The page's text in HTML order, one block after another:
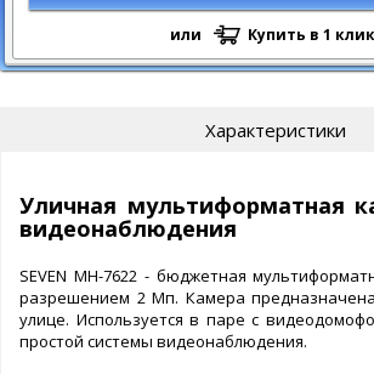
или Купить в 1 клик
Характеристики
Уличная мультиформатная
видеонаблюдения
SEVEN MH-7622 - бюджетная
разрешением 2 Мп. Камера
улице. Используется в паре с
простой системы видеонаблюдения.